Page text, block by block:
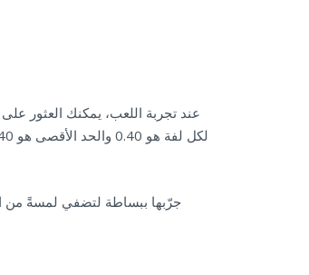
جرّبها ببساطة لتضفي لمسةً من